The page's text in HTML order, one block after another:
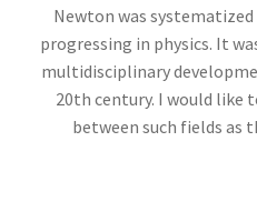
アウグスト
【深海と成層圏に挑
家
Newton was
progressing in physics. It
multidisciplinary
20th century. I would like
between such fields as